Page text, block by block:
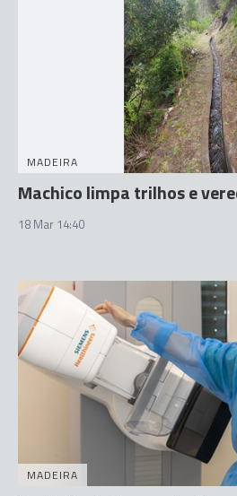
MADEIRA
Machico limpa trilhos e
18 Mar 14:40
MADEIRA